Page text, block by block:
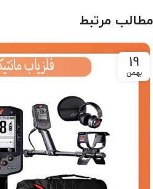
مطالب مرتبط
19
بهمن